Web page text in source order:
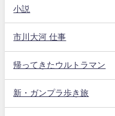
小説
市川大河 仕事
帰ってきたウルトラマン
新・ガンプラ歩き旅